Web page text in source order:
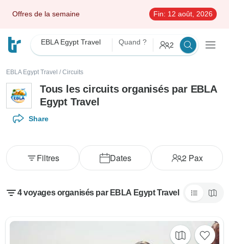
Offres de la semaine Fin: 12 août, 2026
EBLA Egypt Travel Quand ? 2
EBLA Egypt Travel / Circuits
Tous les circuits organisés par EBLA
Egypt Travel
Share
Dates 2Pax
Filtres
4 voyages organisés par EBLA Egypt Travel